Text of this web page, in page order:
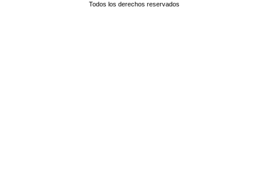
Todos los derechos reservados